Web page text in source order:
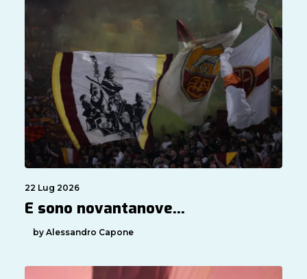
22 Lug 2026
E sono novantanove…
by Alessandro Capone